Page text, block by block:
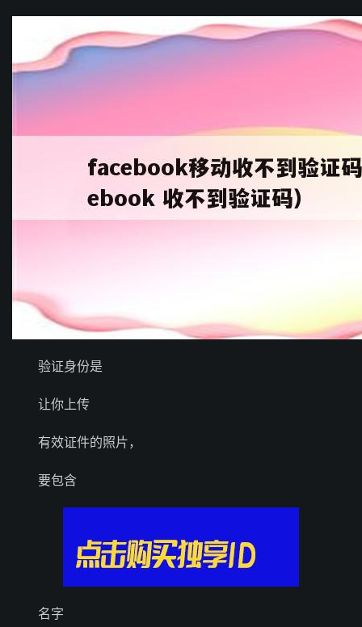
验证身份是
让你上传
有效证件的照片，
要包含
名字